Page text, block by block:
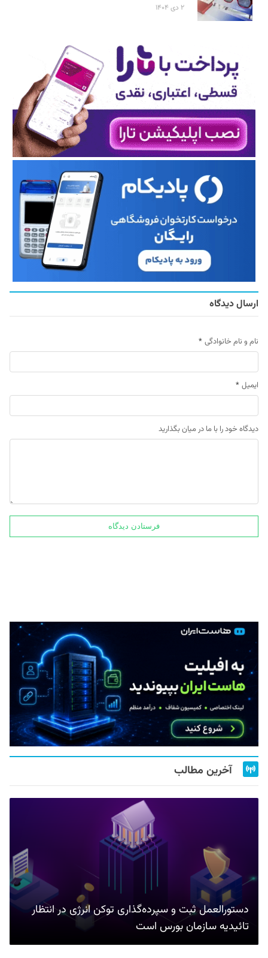
۲ دی ۱۴۰۴
ارسال دیدگاه
نام و نام خانوادگی *
ایمیل *
دیدگاه خود را با ما در میان بگذارید
آخرین مطالب
دستورالعمل ثبت و سپرده‌گذاری توکن انرژی در انتظار
تائیدیه سازمان بورس است